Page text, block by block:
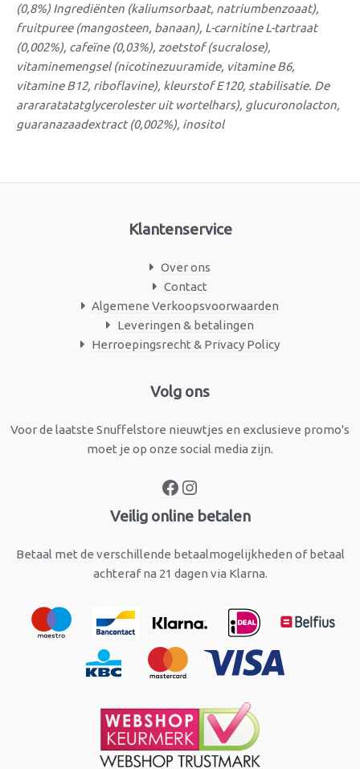
(0,8%) Ingrediënten (kaliumsorbaat, natriumbenzoaat),
fruitpuree (mangosteen, banaan), L-carnitine L-tartraat
(0,002%), cafeïne (0,03%), zoetstof (sucralose),
vitaminemengsel (nicotinezuuramide, vitamine B6,
vitamine B12, riboflavine), kleurstof E120, stabilisatie. De
arararatatatglycerolester uit wortelhars), glucuronolacton,
guaranazaadextract (0,002%), inositol
Klantenservice
Over ons
Contact
Algemene Verkoopsvoorwaarden
Leveringen & betalingen
Herroepingsrecht & Privacy Policy
Volg ons
Voor de laatste Snuffelstore nieuwtjes en exclusieve promo's
moet je op onze social media zijn.
Facebook
Veilig online betalen
Betaal met de verschillende betaalmogelijkheden of betaal
achteraf na 21 dagen via Klarna.